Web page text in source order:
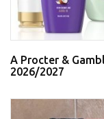
A Procter &
2026/2027